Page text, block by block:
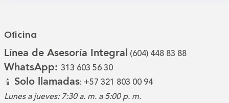
Oficina
Línea de Asesoría Integral (604) 448 83 88
WhatsApp: 313 603 56 30
📱 Solo llamadas: +57 321 803 00 94
Lunes a jueves: 7:30 a. m. a 5:00 p. m.